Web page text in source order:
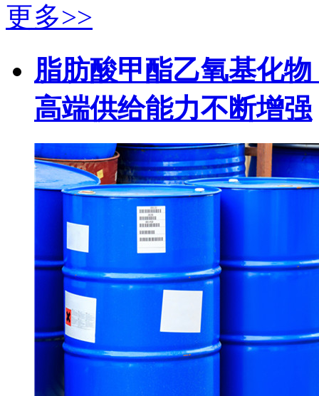
更多>>
脂肪酸甲酯乙氧基化
高端供给能力不断增强